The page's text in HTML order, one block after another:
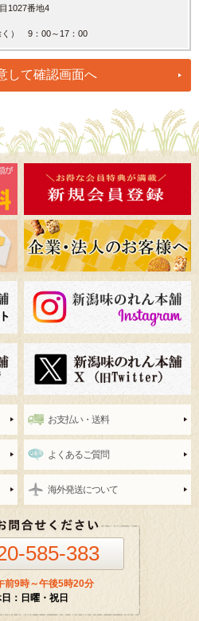
1027番地4
） 9：00～17：00
お支払い・送料
よくあるご質問
海外発送について
585-383
前9時～午後5時20分
：日曜・祝日